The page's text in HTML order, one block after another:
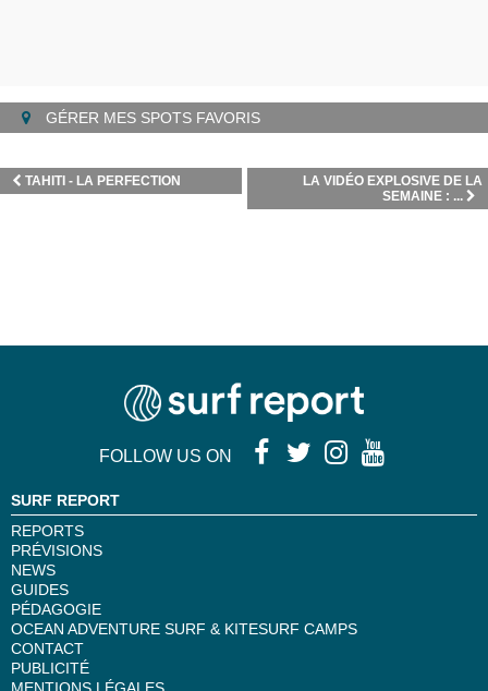
GÉRER MES SPOTS FAVORIS
LA VIDÉO EXPLOSIVE DE LA
SEMAINE : ...
TAHITI - LA PERFECTION
FOLLOW US ON
SURF REPORT
REPORTS
PRÉVISIONS
NEWS
GUIDES
PÉDAGOGIE
OCEAN ADVENTURE SURF & KITESURF CAMPS
CONTACT
PUBLICITÉ